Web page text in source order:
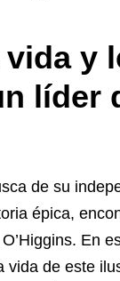
y
líder
de su
épica,
En
vida de este